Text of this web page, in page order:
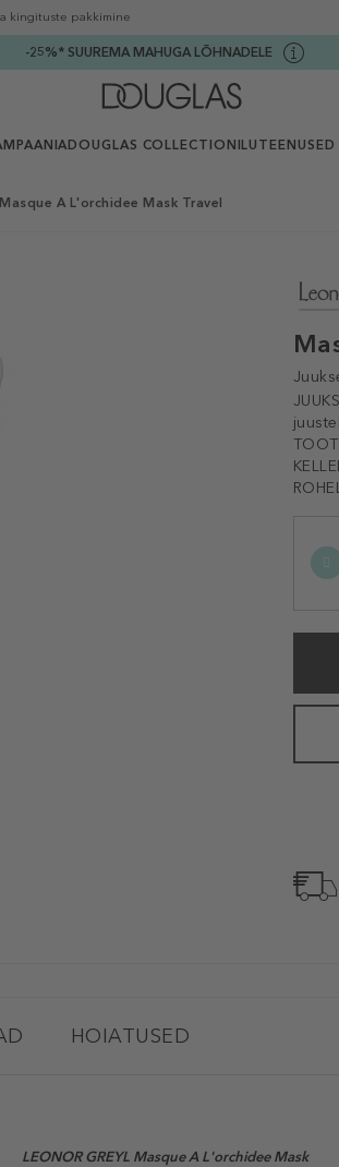
kingituste pakkimine
-25%* SUUREMA MAHUGA LÕHNADELE
DOUGLAS COLLECTION ILUTEENUSED
Masque A L'orchidee Mask Travel
HOIATUSED
LEONOR GREYL Masque A L'orchidee Mask